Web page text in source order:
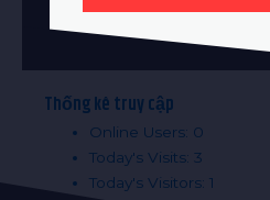
Thống kê truy cập
Online Users: 0
Today's Visits: 3
Today's Visitors:1